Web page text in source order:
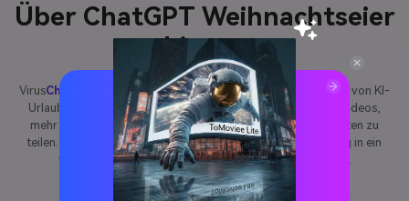
Über ChatGPT Weihnachtseier
hinaus
VirusChatGPT-weihnachtseierDemonstrieren Sie die Macht von KI-
Urlaubsvideos – aber die Nutzer wollen schnell mehr. Mehr Videos,
mehr Kontrolle, mehr Möglichkeiten, die fröhliche Weihnachten zu
teilen. Media.io zielt darauf ab, diese einmalige Überraschung in ein
vollständig nutzbares kreatives Erlebnis zu verwandeln.